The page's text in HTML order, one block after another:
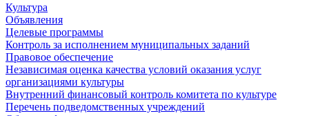
Культура
Объявления
Целевые программы
Контроль за исполнением муниципальных заданий
Правовое обеспечение
Независимая оценка качества условий оказания услуг
организациями культуры
Внутренний финансовый контроль комитета по культуре
Перечень подведомственных учреждений